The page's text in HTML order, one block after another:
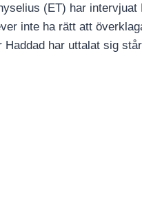
(ET) har
inte ha rätt att
har uttalat sig